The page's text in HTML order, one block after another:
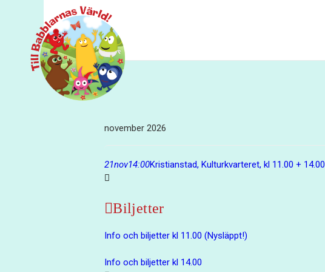
november 2026
21nov14:00Kristianstad, Kulturkvarteret, kl 11.00 + 14.00
Biljetter
Info och biljetter kl 11.00 (Nysläppt!)
Info och biljetter kl 14.00